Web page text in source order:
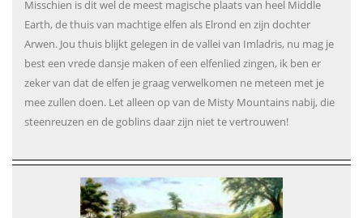
Misschien is dit wel de meest magische plaats van heel Middle
Earth, de thuis van machtige elfen als Elrond en zijn dochter
Arwen. Jou thuis blijkt gelegen in de vallei van Imladris, nu mag je
best een vrede dansje maken of een elfenlied zingen, ik ben er
zeker van dat de elfen je graag verwelkomen ne meteen met je
mee zullen doen. Let alleen op van de Misty Mountains nabij, die
steenreuzen en de goblins daar zijn niet te vertrouwen!